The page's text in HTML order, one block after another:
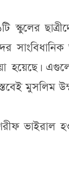
স্কুলের
হয়েছে।
মুসলিম
ভাইরাল